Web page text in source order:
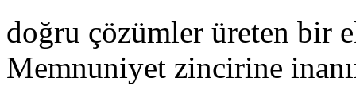
doğru çözümler üreten bir
Memnuniyet zincirine